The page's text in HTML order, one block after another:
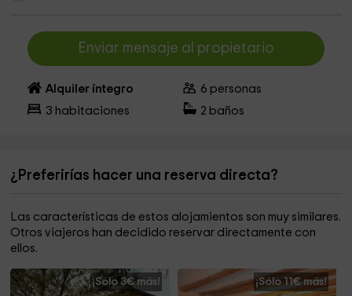
Enviar mensaje al propietario
Alquiler íntegro 6 personas
3 habitaciones 2 baños
¿Preferirías hacer una reserva directa?
Las características de estos alojamientos son muy similares.
Otros viajeros han decidido reservar directamente con
ellos.
¡Sólo 3€ más! ¡Sólo 11€ más!